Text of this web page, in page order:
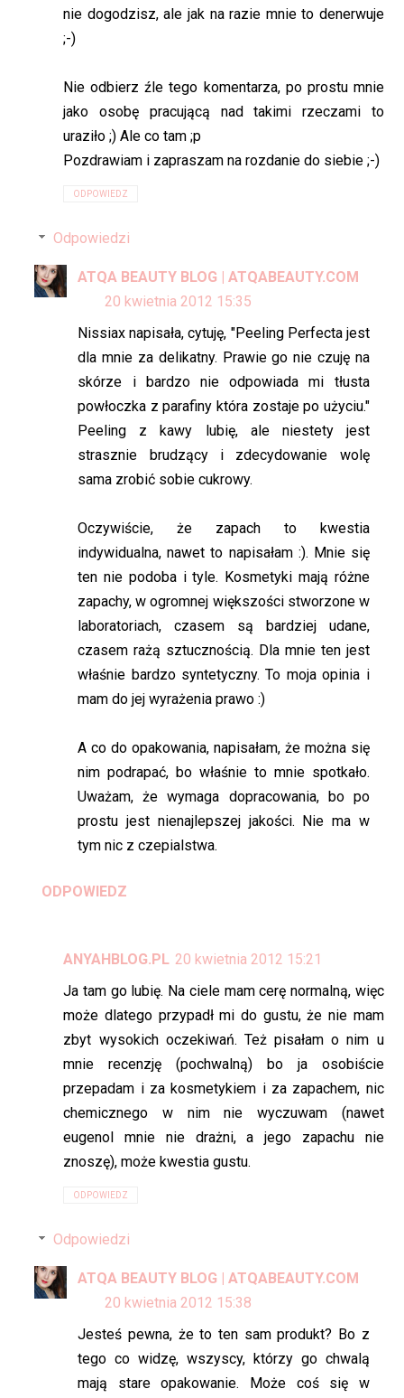
nie dogodzisz, ale jak na razie mnie to denerwuje
;-)
Nie odbierz źle tego komentarza, po prostu mnie
jako osobę pracującą nad takimi rzeczami to
uraziło ;) Ale co tam ;p
Pozdrawiam i zapraszam na rozdanie do siebie ;-)
ODPOWIEDZ
Odpowiedzi
ATQA BEAUTY BLOG | ATQABEAUTY.COM
20 kwietnia 2012 15:35
Nissiax napisała, cytuję, "Peeling Perfecta jest
dla mnie za delikatny. Prawie go nie czuję na
skórze i bardzo nie odpowiada mi tłusta
powłoczka z parafiny która zostaje po użyciu."
Peeling z kawy lubię, ale niestety jest
strasznie brudzący i zdecydowanie wolę
sama zrobić sobie cukrowy.
Oczywiście, że zapach to kwestia
indywidualna, nawet to napisałam :). Mnie się
ten nie podoba i tyle. Kosmetyki mają różne
zapachy, w ogromnej większości stworzone w
laboratoriach, czasem są bardziej udane,
czasem rażą sztucznością. Dla mnie ten jest
właśnie bardzo syntetyczny. To moja opinia i
mam do jej wyrażenia prawo :)
A co do opakowania, napisałam, że można się
nim podrapać, bo właśnie to mnie spotkało.
Uważam, że wymaga dopracowania, bo po
prostu jest nienajlepszej jakości. Nie ma w
tym nic z czepialstwa.
ODPOWIEDZ
ANYAHBLOG.PL 20 kwietnia 2012 15:21
Ja tam go lubię. Na ciele mam cerę normalną, więc
może dlatego przypadł mi do gustu, że nie mam
zbyt wysokich oczekiwań. Też pisałam o nim u
mnie recenzję (pochwalną) bo ja osobiście
przepadam i za kosmetykiem i za zapachem, nic
chemicznego w nim nie wyczuwam (nawet
eugenol mnie nie drażni, a jego zapachu nie
znoszę), może kwestia gustu.
ODPOWIEDZ
Odpowiedzi
ATQA BEAUTY BLOG | ATQABEAUTY.COM
20 kwietnia 2012 15:38
Jesteś pewna, że to ten sam produkt? Bo z
tego co widzę, wszyscy, którzy go chwalą
mają stare opakowanie. Może coś się w